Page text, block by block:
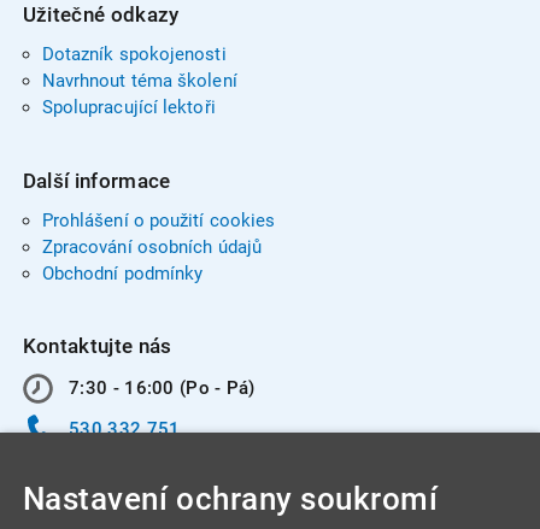
Užitečné odkazy
Dotazník spokojenosti
Navrhnout téma školení
Spolupracující lektoři
Další informace
Prohlášení o použití cookies
Zpracování osobních údajů
Obchodní podmínky
Kontaktujte nás
7:30 - 16:00 (Po - Pá)
530 332 751
Nastavení ochrany soukromí